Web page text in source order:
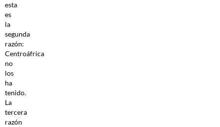
esta
es
la
segunda
razón:
Centroáfrica
no
los
ha
tenido.
La
tercera
razón